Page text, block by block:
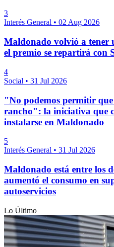
3
Interés General • 02 Aug 2026
Maldonado volvió a tener
el premio se repartirá con
4
Social • 31 Jul 2026
"No podemos permitir
rancho": la iniciativa que
instalarse en Maldonado
5
Interés General • 31 Jul 2026
Maldonado está entre los
aumentó el consumo en
autoservicios
Lo Último